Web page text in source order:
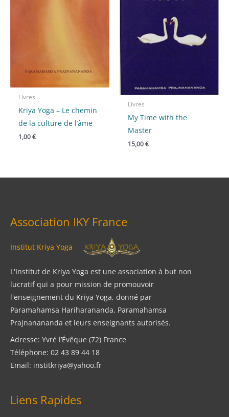
Livres
Kriya Yoga – Le chemin
de la culture de l’âme
1,00€
Livres
My Time with the
Master
15,00€
Association IKY France
Institut Kriya Yoga
L'Institut de Kriya Yoga est une association à but non
lucratif qui a pour mission de promouvoir
l'enseignement du Kriya Yoga, donné par
Paramahamsa Hariharananda, Paramahamsa
Prajnanananda et leurs enseignants autorisés.
Adresse: Yvré l’Évêque (72) France
Téléphone: 02 43 89 44 18
Email: institkriya@yahoo.fr
Liens Rapides